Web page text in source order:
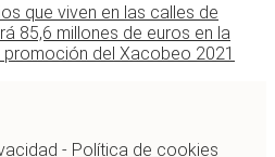
que viven en las calles de
85,6 millones de euros en la
del Xacobeo 2021
- Política de cookies